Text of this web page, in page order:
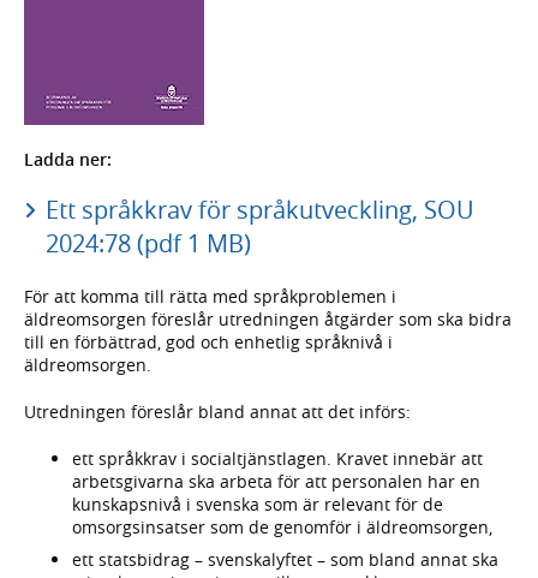
Ladda ner:
Ett språkkrav för språkutveckling, SOU
2024:78 (pdf 1 MB)
För att komma till rätta med språkproblemen i
äldreomsorgen föreslår utredningen åtgärder som ska bidra
till en förbättrad, god och enhetlig språknivå i
äldreomsorgen.
Utredningen föreslår bland annat att det införs:
ett språkkrav i socialtjänstlagen. Kravet innebär att
arbetsgivarna ska arbeta för att personalen har en
kunskapsnivå i svenska som är relevant för de
omsorgsinsatser som de genomför i äldreomsorgen,
ett statsbidrag – svenskalyftet – som bland annat ska